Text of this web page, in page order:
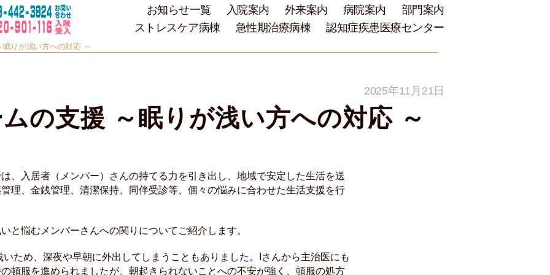
お知らせ一覧 入院案内 外来案内 病院案内
部門案内
ストレスケア病棟
急性期治療病棟 認知症疾患医療センター
りが浅い方への対応 ～
2025年11月21日
の支援 ～眠りが浅い方への対応 ～
、入居者（メンバー）さんの持てる力を引き出し、地域で安定した生活を送
理、金銭管理、清潔保持、同伴受診等、個々の悩みに合わせた生活支援を行
と悩むメンバーさんへの関りについてご紹介します。
いため、深夜や早朝に外出してしまうこともありました。Iさんから主治医にも
頓服を進められましたが、朝起きられないことへの不安が強く、頓服の処方